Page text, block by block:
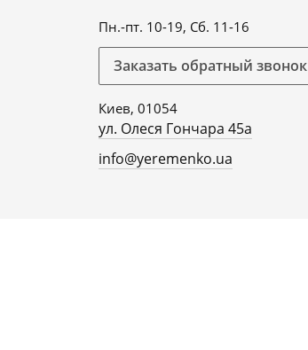
Пн.-пт. 10-19, Сб. 11-16
Заказать обратный звонок
Киев, 01054
ул. Олеся Гончара 45а
info@yeremenko.ua